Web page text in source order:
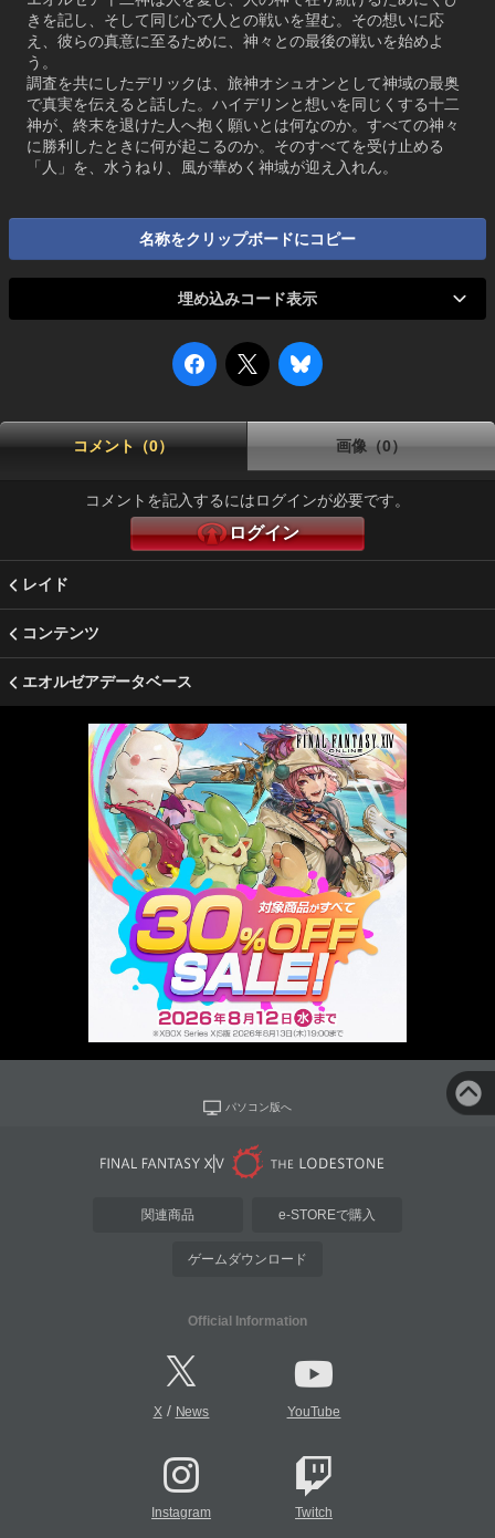
きを記し、そして同じ心で人との戦いを望む。その想いに応
え、彼らの真意に至るために、神々との最後の戦いを始めよ
う。
調査を共にしたデリックは、旅神オシュオンとして神域の最奥
で真実を伝えると話した。ハイデリンと想いを同じくする十二
神が、終末を退けた人へ抱く願いとは何なのか。すべての神々
に勝利したときに何が起こるのか。そのすべてを受け止める
「人」を、水うねり、風が華めく神域が迎え入れん。
名称をクリップボードにコピー
埋め込みコード表示
コメント（0） 画像（0）
コメントを記入するにはログインが必要です。
ログイン
レイド
コンテンツ
エオルゼアデータベース
パソコン版へ
関連商品 e-STOREで購入
ゲームダウンロード
Official Information
X/ News YouTube
Instagram Twitch